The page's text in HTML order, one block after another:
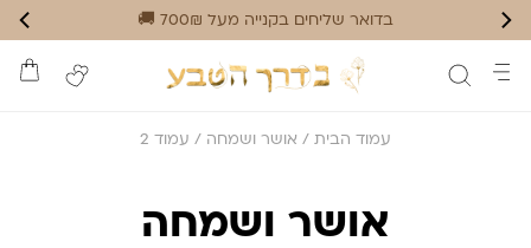
בדואר שליחים בקנייה מעל 700₪ 🚚
עמוד הבית / אושר ושמחה / עמוד 2
אושר ושמחה